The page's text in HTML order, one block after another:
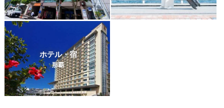
ホテル・宿
那覇